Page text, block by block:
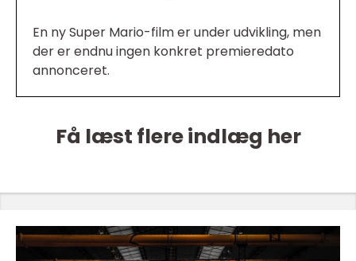
En ny Super Mario-film er under udvikling, men
der er endnu ingen konkret premieredato
annonceret.
Få læst flere indlæg her